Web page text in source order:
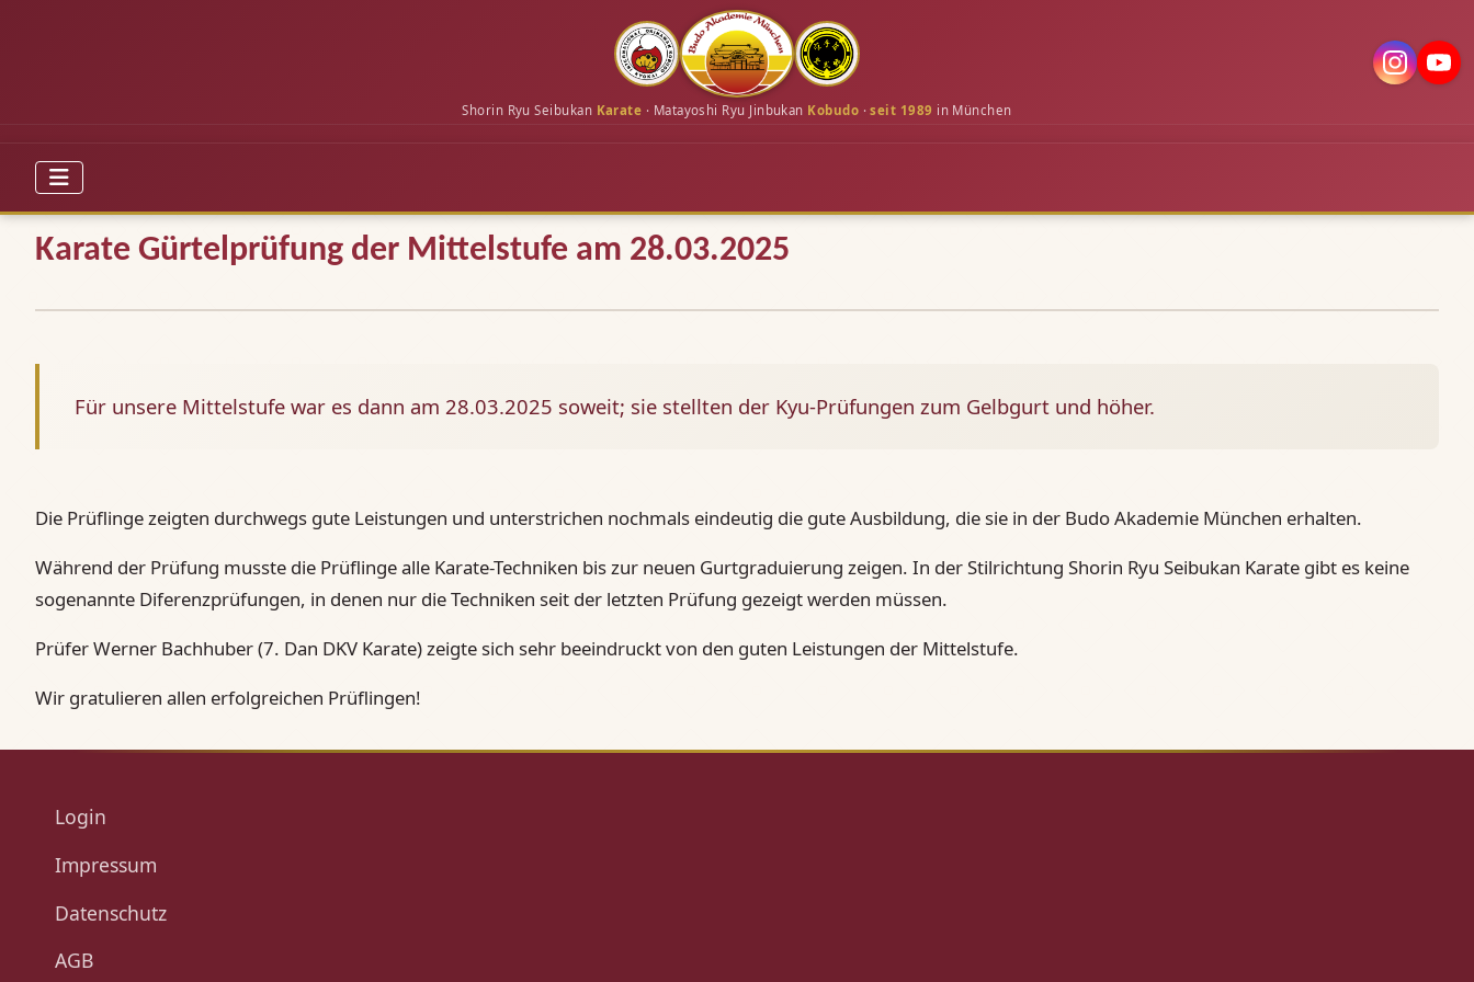
Shorin Ryu Seibukan Karate · Matayoshi Ryu Jinbukan Kobudo ·seit 1989 in München
Karate Gürtelprüfung der Mittelstufe am 28.03.2025
Für unsere Mittelstufe war es dann am 28.03.2025 soweit; sie stellten der Kyu-Prüfungen zum Gelbgurt und höher.
Die Prüflinge zeigten durchwegs gute Leistungen und unterstrichen nochmals eindeutig die gute Ausbildung, die sie in der Budo Akademie München erhalten.
Während der Prüfung musste die Prüflinge alle Karate-Techniken bis zur neuen Gurtgraduierung zeigen. In der Stilrichtung Shorin Ryu Seibukan Karate gibt es keine
sogenannte Diferenzprüfungen, in denen nur die Techniken seit der letzten Prüfung gezeigt werden müssen.
Prüfer Werner Bachhuber (7. Dan DKV Karate) zeigte sich sehr beeindruckt von den guten Leistungen der Mittelstufe.
Wir gratulieren allen erfolgreichen Prüflingen!
Login
Impressum
Datenschutz
AGB